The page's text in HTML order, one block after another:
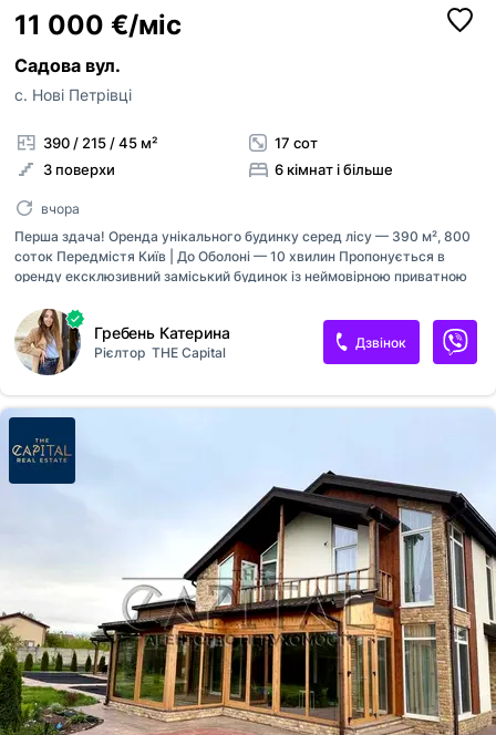
11 000 €/міс
Садова вул.
с. Нові Петрівці
390 / 215 / 45 м²
3 поверхи
17 сот
6 кімнат і більше
вчора
Перша здача! Оренда унікального будинку серед лісу — 390 м², 800
соток Передмістя Київ | До Оболоні — 10 хвилин Пропонується в
оренду ексклюзивний заміський будинок із неймовірною приватною
ідеальне місце для тих, хто цінує тишу, природу, простір і високий
рівень сервісу. Про будинок: — Перша здача — Поверховість: 2
поверхи — Загальна площа: 390 м² — Кількість кімнат: 5 —
Авторський дизайнерський ремонт — Будинок повністю
укомплектований меблями та технікою — Комбіноване опалення — 2
санвузли Автономність та комфорт: — Резервне електроживлення
(генератор) — Працює опалення, вода та інтернет під час блекаутів
— Артезіанська...
Гребень Катерина
Рієлтор THE Capital
Дзвінок